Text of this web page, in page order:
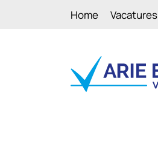
Home Vacatures